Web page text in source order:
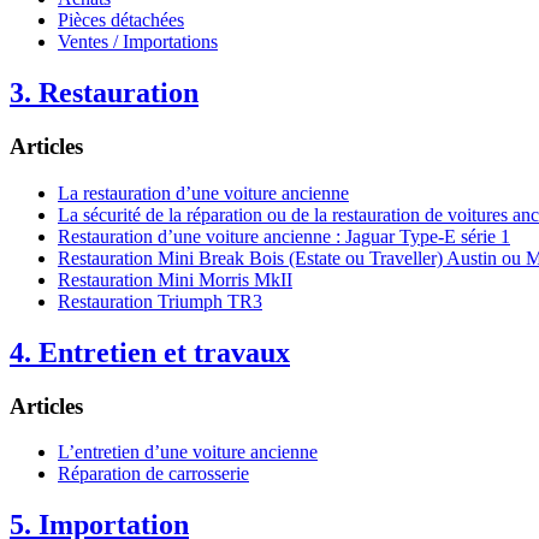
Pièces détachées
Ventes / Importations
3. Restauration
Articles
La restauration d’une voiture ancienne
La sécurité de la réparation ou de la restauration de voitures
Restauration d’une voiture ancienne : Jaguar Type-E série 1
Restauration Mini Break Bois (Estate ou Traveller) Austin ou
Restauration Mini Morris MkII
Restauration Triumph TR3
4. Entretien et travaux
Articles
L’entretien d’une voiture ancienne
Réparation de carrosserie
5. Importation